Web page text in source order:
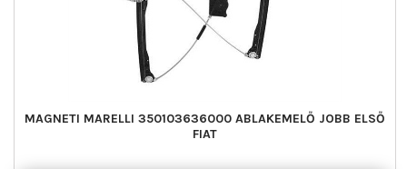
MAGNETI MARELLI 350103636000 ABLAKEMELŐ JOBB ELSŐ
FIAT